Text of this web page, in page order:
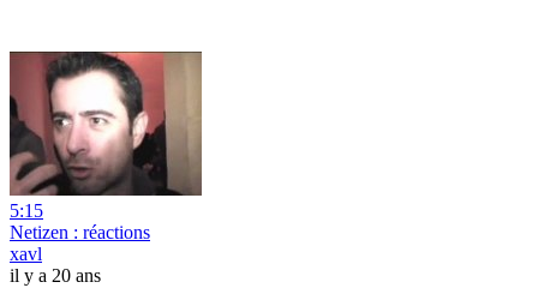
5:15
Netizen : réactions
xavl
il y a 20 ans